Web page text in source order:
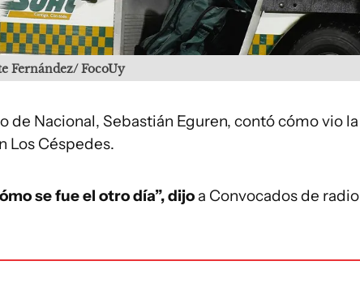
Fernández/ FocoUy
de Nacional, Sebastián Eguren, contó cómo vio la
Los Céspedes.
se fue el otro día”, dijo a Convocados de radio